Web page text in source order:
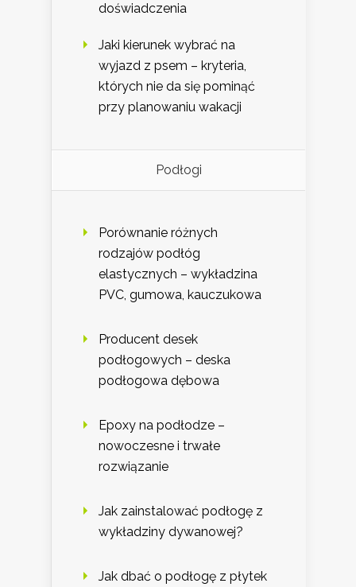
doświadczenia
Jaki kierunek wybrać na
wyjazd z psem – kryteria,
których nie da się pominąć
przy planowaniu wakacji
Podłogi
Porównanie różnych
rodzajów podłóg
elastycznych – wykładzina
PVC, gumowa, kauczukowa
Producent desek
podłogowych – deska
podłogowa dębowa
Epoxy na podłodze –
nowoczesne i trwałe
rozwiązanie
Jak zainstalować podłogę z
wykładziny dywanowej?
Jak dbać o podłogę z płytek